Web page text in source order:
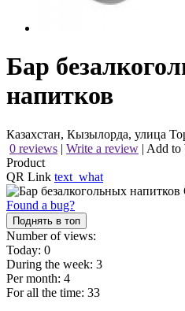
Бар
напитков
Казахстан, Кызылорда, улица
0 reviews | Write a review | Add to
Product
QR Link text_what
Found a bug?
Поднять в топ
Number of views:
Today: 0
During the week: 3
Per month: 4
For all the time: 33